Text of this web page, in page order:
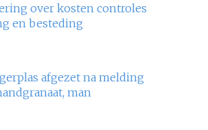
over kosten controles
en besteding
afgezet na melding
man